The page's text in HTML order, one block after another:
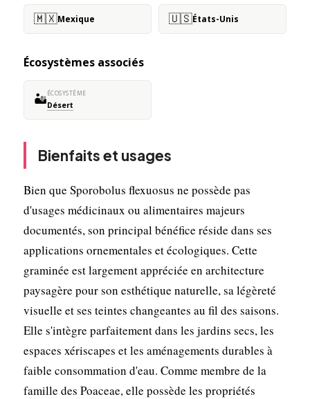
🇲🇽Mexique 🇺🇸États-Unis
Écosystèmes associés
🏜️ÉCOSYSTÈME
Désert
Bienfaits et usages
Bien que Sporobolus flexuosus ne possède pas
d'usages médicinaux ou alimentaires majeurs
documentés, son principal bénéfice réside dans ses
applications ornementales et écologiques. Cette
graminée est largement appréciée en architecture
paysagère pour son esthétique naturelle, sa légèreté
visuelle et ses teintes changeantes au fil des saisons.
Elle s'intègre parfaitement dans les jardins secs, les
espaces xériscapes et les aménagements durables à
faible consommation d'eau. Comme membre de la
famille des Poaceae, elle possède les propriétés